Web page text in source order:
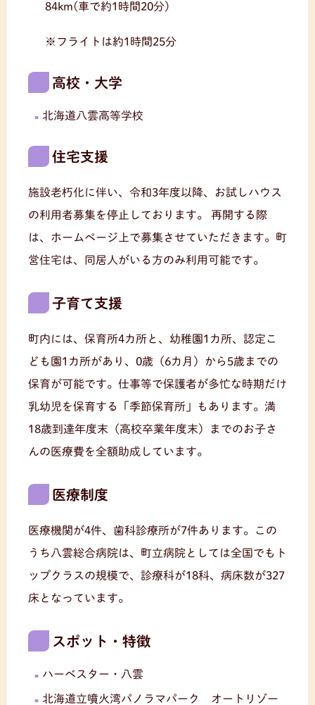
84km(車で約1時間20分)
※フライトは約1時間25分
高校・大学
北海道八雲高等学校
住宅支援
施設老朽化に伴い、令和3年度以降、お試しハウス
の利用者募集を停止しております。
再開する際
は、ホームページ上で募集させていただきます。町
営住宅は、同居人がいる方のみ利用可能です。
子育て支援
町内には、保育所4カ所と、幼稚園1カ所、認定こ
ども園1カ所があり、0歳（6カ月）から5歳までの
保育が可能です。仕事等で保護者が多忙な時期だけ
乳幼児を保育する「季節保育所」もあります。満
18歳到達年度末（高校卒業年度末）までのお子さ
んの医療費を全額助成しています。
医療制度
医療機関が4件、歯科診療所が7件あります。この
うち八雲総合病院は、町立病院としては全国でもト
ップクラスの規模で、診療科が18科、病床数が327
床となっています。
スポット・特徴
ハーベスター・八雲
北海道立噴火湾パノラマパーク オートリゾー